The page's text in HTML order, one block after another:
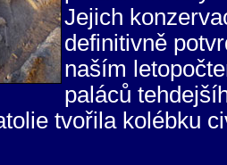
Jejich
definitivně
naším
paláců
tvořila kolébku